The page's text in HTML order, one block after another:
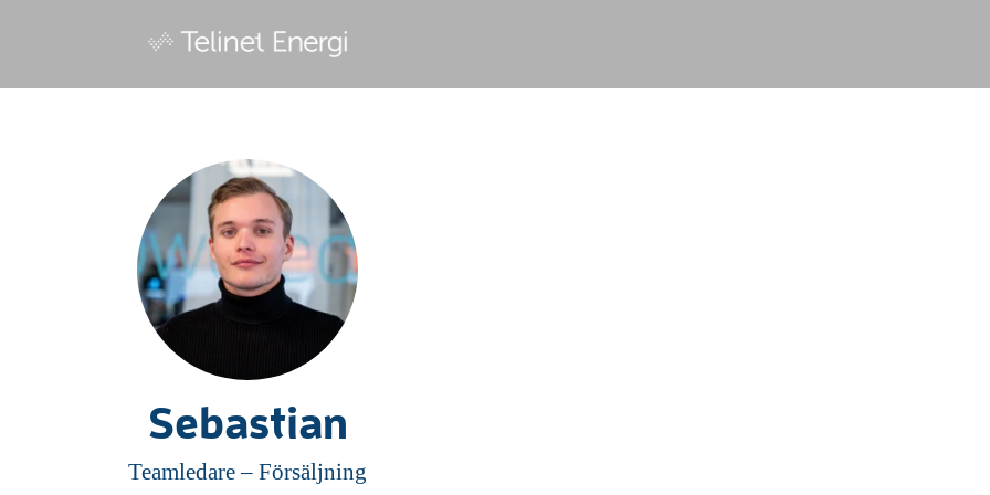
Sebastian
Teamledare – Försäljning